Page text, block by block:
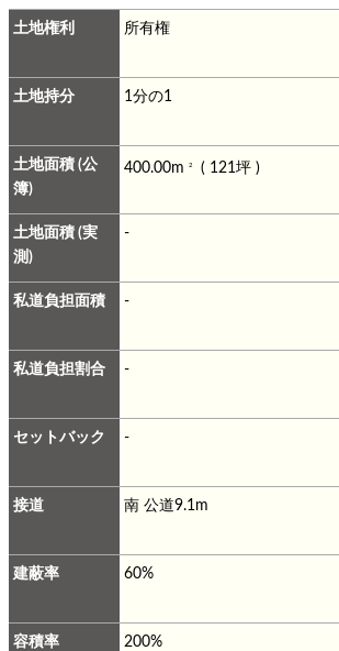
土地権利 所有権
土地持分 1分の1
土地面積 (公
簿)
400.00m2 ( 121坪 )
土地面積 (実
測)
-
私道負担面積 -
私道負担割合 -
セットバック -
接道 南 公道9.1m
建蔽率 60%
容積率 200%